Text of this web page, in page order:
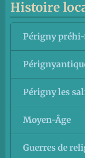
Histoire
Périgny
Périgny les
Moyen-Âge
Guerres de